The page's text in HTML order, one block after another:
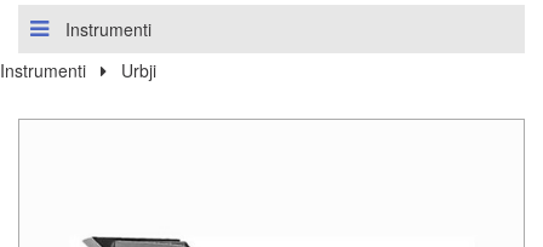
Instrumenti
Instrumenti
Urbji